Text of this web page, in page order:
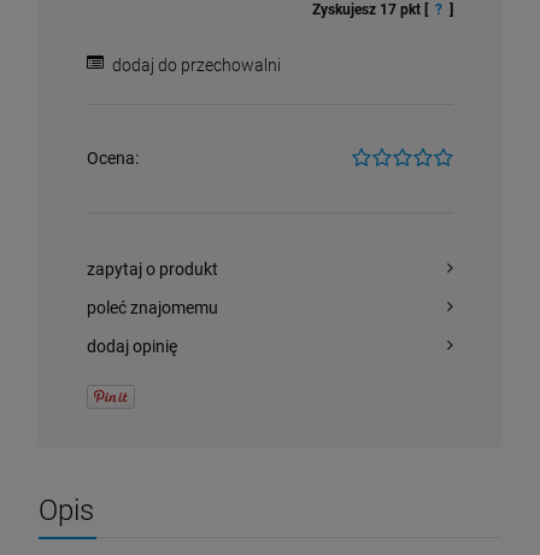
Zyskujesz 17 pkt [ ? ]
dodaj do przechowalni
Ocena:
zapytaj o produkt
poleć znajomemu
dodaj opinię
Opis